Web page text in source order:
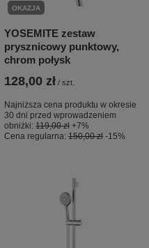
OKAZJA
YOSEMITE zestaw
prysznicowy punktowy,
chrom połysk
128,00 zł / szt.
Najniższa cena produktu w okresie
30 dni przed wprowadzeniem
obniżki: 119,00 zł +7%
Cena regularna: 150,00 zł -15%